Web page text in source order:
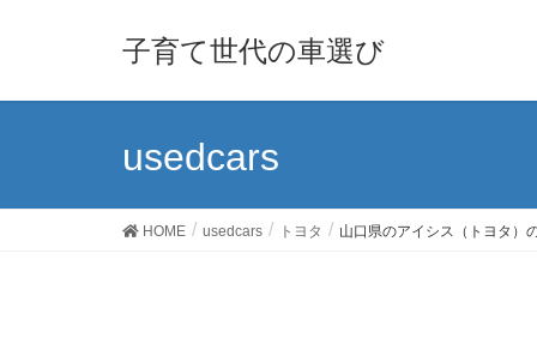
子育て世代の車選び
usedcars
HOME usedcars トヨタ 山口県のアイシス（トヨタ）